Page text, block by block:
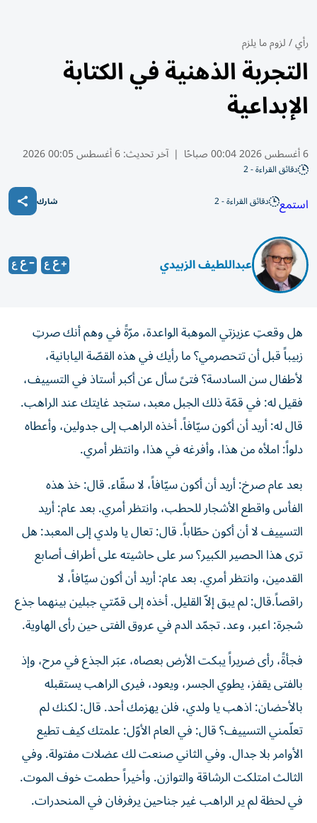
رأي/لزوم ما يلزم
التجربة الذهنية في الكتابة
الإبداعية
6 أغسطس 2026 00:04 صباحًا | آخر تحديث:6 أغسطس 00:05 2026
دقائق القراءة - 2
استمع دقائق القراءة - 2 شارك
عبداللطيف الزبيدي
هل وقعتِ عزيزتي الموهبة الواعدة، مرّةً في وهم أنك صرتِ
زبيباً قبل أن تتحصرمي؟ ما رأيك في هذه القصّة اليابانية،
لأطفال سن السادسة؟ فتىً سأل عن أكبر أستاذ في التسييف،
فقيل له: في قمّة ذلك الجبل معبد، ستجد غايتك عند الراهب.
قال له: أريد أن أكون سيّافاً. أخذه الراهب إلى جدولين، وأعطاه
دلواً: املأه من هذا، وأفرغه في هذا، وانتظر أمري.
بعد عام صرخ: أريد أن أكون سيّافاً، لا سقّاء. قال: خذ هذه
الفأس واقطع الأشجار للحطب، وانتظر أمري. بعد عام: أريد
التسييف لا أن أكون حطّاباً. قال: تعال يا ولدي إلى المعبد: هل
ترى هذا الحصير الكبير؟ سر على حاشيته على أطراف أصابع
القدمين، وانتظر أمري. بعد عام: أريد أن أكون سيّافاً، لا
راقصاً.قال: لم يبق إلاّ القليل. أخذه إلى قمّتي جبلين بينهما جذع
شجرة: اعبر، وعد. تجمّد الدم في عروق الفتى حين رأى الهاوية.
فجأةً، رأى ضريراً يبكت الأرض بعصاه، عبَر الجذع في مرح، وإذ
بالفتى يقفز، يطوي الجسر، ويعود، فيرى الراهب يستقبله
بالأحضان: اذهب يا ولدي، فلن يهزمك أحد. قال: لكنك لم
تعلّمني التسييف؟ قال: في العام الأوّل: علمتك كيف تطيع
الأوامر بلا جدال. وفي الثاني صنعت لك عضلات مفتولة. وفي
الثالث امتلكت الرشاقة والتوازن. وأخيراً حطمت خوف الموت.
في لحظة لم ير الراهب غير جناحين يرفرفان في المنحدرات.